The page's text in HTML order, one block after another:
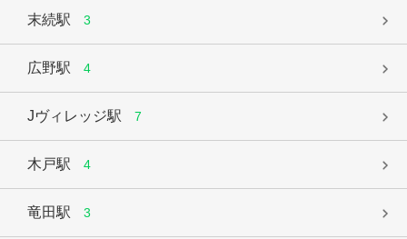
末続駅 3
広野駅 4
Jヴィレッジ駅 7
木戸駅 4
竜田駅 3